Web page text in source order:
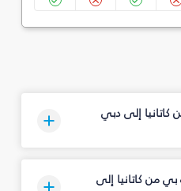
كاتانيا إلى دبي
من كاتانيا إلى